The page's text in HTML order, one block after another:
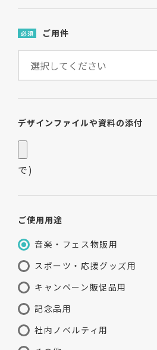
必須 ご用件
デザインファイルや資料の添付
で)
ご使用用途
音楽・フェス物販用
スポーツ・応援グッズ用
キャンペーン販促品用
記念品用
社内ノベルティ用